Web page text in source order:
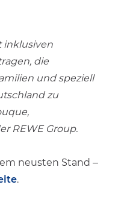
inklusiven
die
und speziell
zu
REWE Group.
neusten Stand –
.